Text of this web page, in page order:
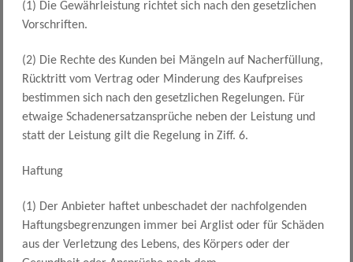
(1) Die Gewährleistung richtet sich nach den gesetzlichen
Vorschriften.
(2) Die Rechte des Kunden bei Mängeln auf Nacherfüllung,
Rücktritt vom Vertrag oder Minderung des Kaufpreises
bestimmen sich nach den gesetzlichen Regelungen. Für
etwaige Schadenersatzansprüche neben der Leistung und
statt der Leistung gilt die Regelung in Ziff. 6.
Haftung
(1) Der Anbieter haftet unbeschadet der nachfolgenden
Haftungsbegrenzungen immer bei Arglist oder für Schäden
aus der Verletzung des Lebens, des Körpers oder der